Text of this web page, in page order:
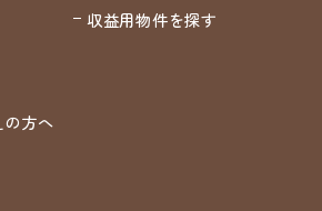
収益用物件を探す
方へ